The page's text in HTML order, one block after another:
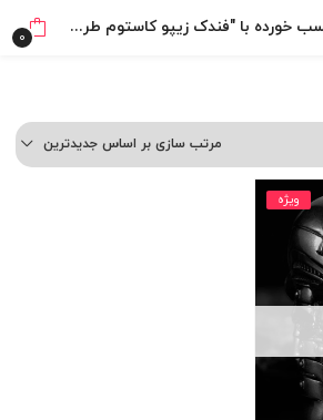
خرید قسطی با ترب‌پی پست های برچسب خورده با "فندک زیپو کاستوم طرح aliens اصلی" 0
مرتب سازی بر اساس جدیدترین
ویژه